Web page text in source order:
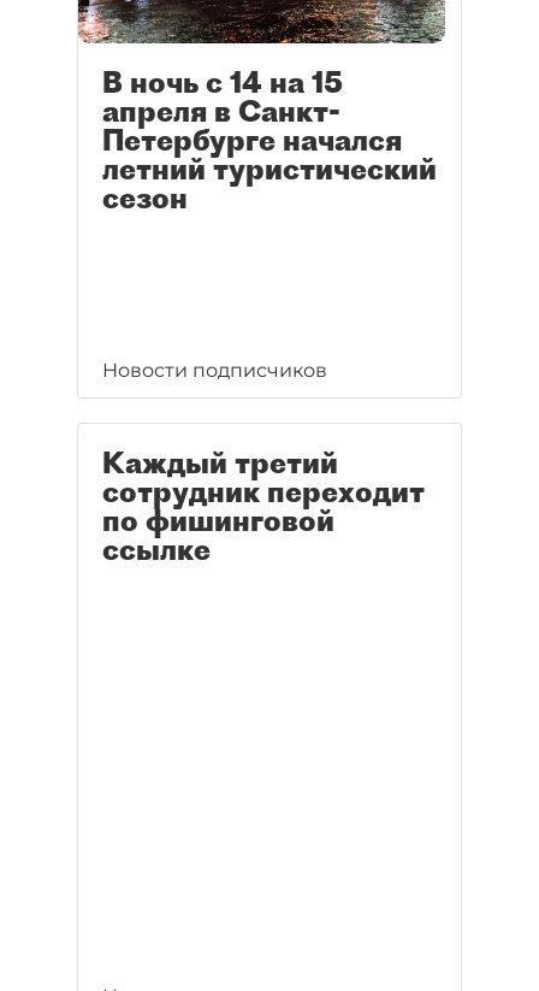
В ночь с 14 на 15
апреля в Санкт-
Петербурге начался
летний туристический
сезон
Новости подписчиков
Каждый третий
сотрудник переходит
по фишинговой
ссылке